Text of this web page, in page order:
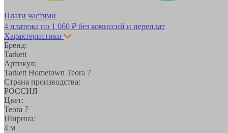
Плати частями
4 платежа по 1 060 ₽ без комиссий и переплат
Характеристики
Бренд:
Tarkett
Артикул:
Tarkett Hometown Teora 7
Страна производства:
РОССИЯ
Цвет:
Teora 7
Ширина:
4 м